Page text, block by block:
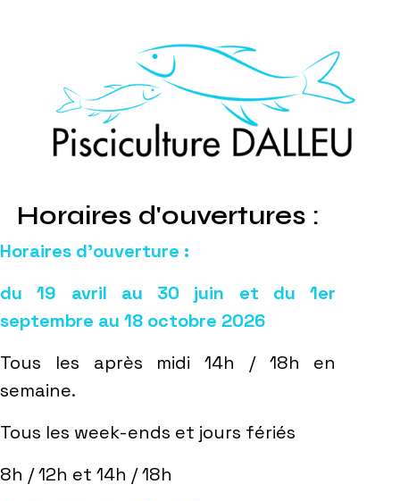
Horaires d'ouvertures :
Horaires d’ouverture :
du 19 avril au 30 juin et du 1er
septembre au 18 octobre 2026
Tous les après midi 14h / 18h en
semaine.
Tous les week-ends et jours fériés
8h / 12h et 14h / 18h